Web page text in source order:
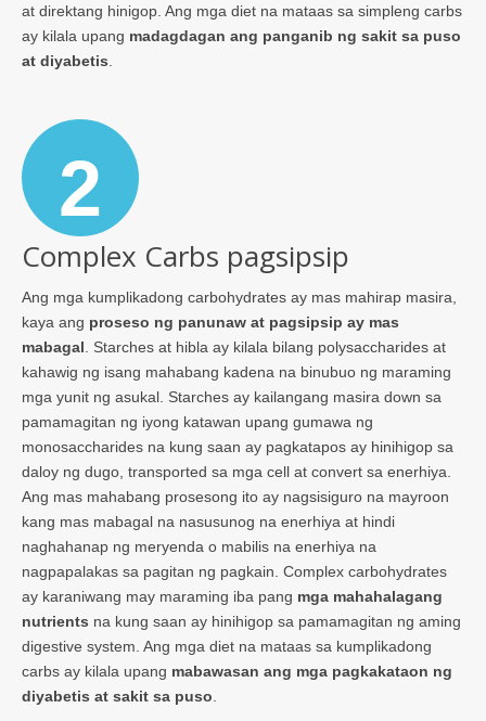
at direktang hinigop. Ang mga diet na mataas sa simpleng carbs
ay kilala upang madagdagan ang panganib ng sakit sa puso
at diyabetis
2
Complex Carbs pagsipsip
Ang mga kumplikadong carbohydrates ay mas mahirap masira,
kaya ang proseso ng panunaw at pagsipsip ay mas
mabagal . Starches at hibla ay kilala bilang polysaccharides at
kahawig ng isang mahabang kadena na binubuo ng maraming
mga yunit ng asukal. Starches ay kailangang masira down sa
pamamagitan ng iyong katawan upang gumawa ng
monosaccharides na kung saan ay pagkatapos ay hinihigop sa
daloy ng dugo, transported sa mga cell at convert sa enerhiya.
Ang mas mahabang prosesong ito ay nagsisiguro na mayroon
kang mas mabagal na nasusunog na enerhiya at hindi
naghahanap ng meryenda o mabilis na enerhiya na
nagpapalakas sa pagitan ng pagkain. Complex carbohydrates
ay karaniwang may maraming iba pang mga mahahalagang
nutrients na kung saan ay hinihigop sa pamamagitan ng aming
digestive system. Ang mga diet na mataas sa kumplikadong
carbs ay kilala upang mabawasan ang mga pagkakataon ng
diyabetis at sakit sa puso